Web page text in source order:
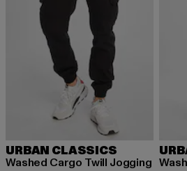
URBAN CLASSICS
Washed Cargo Twill Jogging